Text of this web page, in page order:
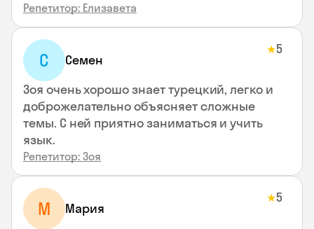
Репетитор: Елизавета
С Семен
★5
Зоя очень хорошо знает турецкий, легко и
доброжелательно объясняет сложные
темы. С ней приятно заниматься и учить
язык.
Репетитор: Зоя
М Мария
★5